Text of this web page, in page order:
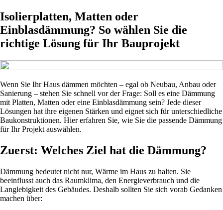
Isolierplatten, Matten oder
Einblasdämmung? So wählen Sie die
richtige Lösung für Ihr Bauprojekt
Wenn Sie Ihr Haus dämmen möchten – egal ob Neubau, Anbau oder
Sanierung – stehen Sie schnell vor der Frage: Soll es eine Dämmung
mit Platten, Matten oder eine Einblasdämmung sein? Jede dieser
Lösungen hat ihre eigenen Stärken und eignet sich für unterschiedliche
Baukonstruktionen. Hier erfahren Sie, wie Sie die passende Dämmung
für Ihr Projekt auswählen.
Zuerst: Welches Ziel hat die Dämmung?
Dämmung bedeutet nicht nur, Wärme im Haus zu halten. Sie
beeinflusst auch das Raumklima, den Energieverbrauch und die
Langlebigkeit des Gebäudes. Deshalb sollten Sie sich vorab Gedanken
machen über: